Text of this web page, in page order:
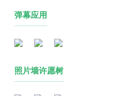
弹幕应用
照片墙许愿树